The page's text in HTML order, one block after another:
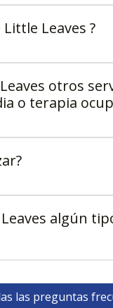
Leaves ?
otros
o terapia
algún
las preguntas